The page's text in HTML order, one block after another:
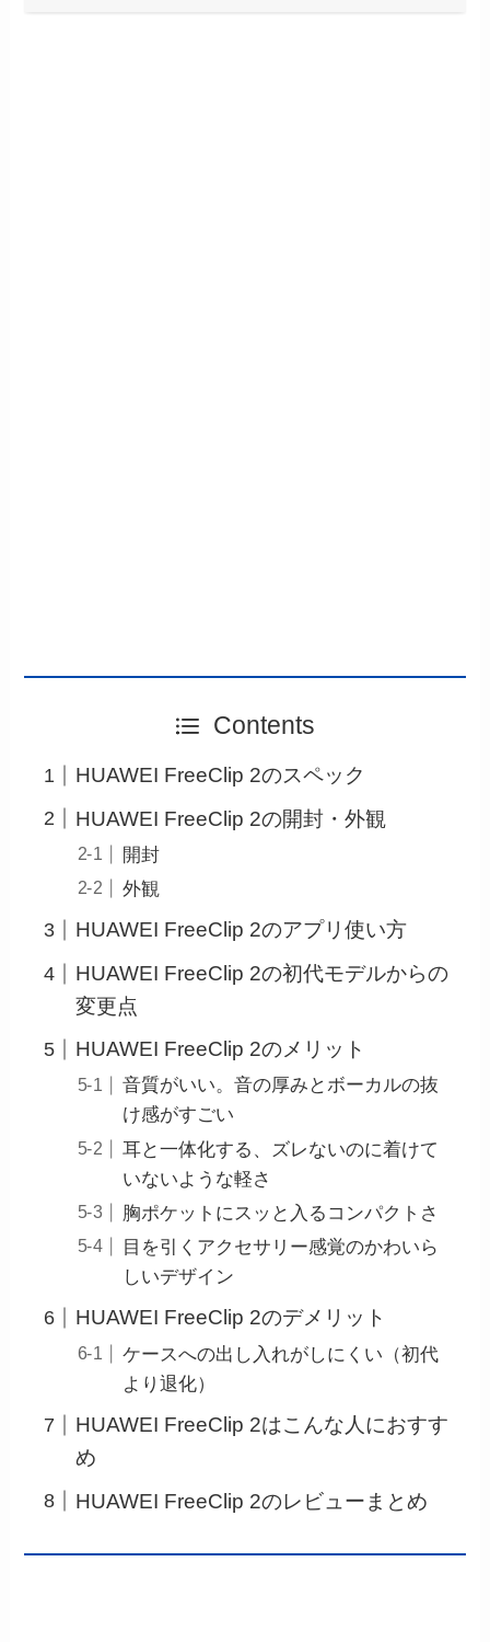
Contents
HUAWEI FreeClip 2のスペック
HUAWEI FreeClip 2の開封・外観
開封
外観
HUAWEI FreeClip 2のアプリ使い方
HUAWEI FreeClip 2の初代モデルからの
変更点
HUAWEI FreeClip 2のメリット
音質がいい。音の厚みとボーカルの抜
け感がすごい
耳と一体化する、ズレないのに着けて
いないような軽さ
胸ポケットにスッと入るコンパクトさ
目を引くアクセサリー感覚のかわいら
しいデザイン
HUAWEI FreeClip 2のデメリット
ケースへの出し入れがしにくい（初代
より退化）
HUAWEI FreeClip 2はこんな人におすす
め
HUAWEI FreeClip 2のレビューまとめ